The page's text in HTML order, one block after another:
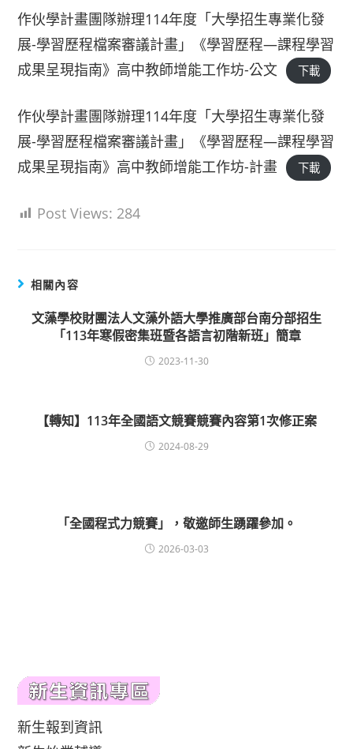
作伙學計畫團隊辦理114年度「大學招生專業化發
展-學習歷程檔案審議計畫」《學習歷程—課程學習
成果呈現指南》高中教師增能工作坊-公文
下載
作伙學計畫團隊辦理114年度「大學招生專業化發
展-學習歷程檔案審議計畫」《學習歷程—課程學習
成果呈現指南》高中教師增能工作坊-計畫
下載
Post Views: 284
相關內容
文藻學校財團法人文藻外語大學推廣部台南分部招生
「113年寒假密集班暨各語言初階新班」簡章
2023-11-30
【轉知】113年全國語文競賽競賽內容第1次修正案
2024-08-29
「全國程式力競賽」，敬邀師生踴躍參加。
2026-03-03
新生報到資訊